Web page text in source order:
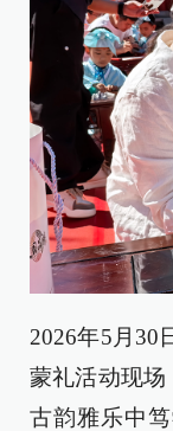
2026年5月30
蒙礼活动现场
古韵雅乐中